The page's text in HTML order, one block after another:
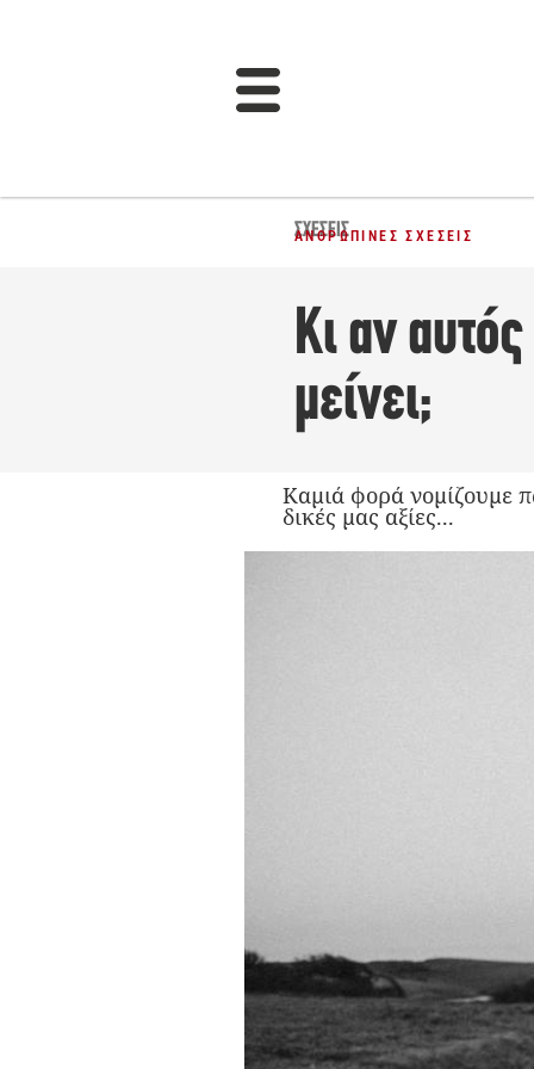
ΣΧΈΣΕΙΣ
ΑΝΘΡΏΠΙΝΕΣ ΣΧΈΣΕΙΣ
Κι αν
μείνει;
Καμιά φορά νομίζουμε
δικές μας αξίες...